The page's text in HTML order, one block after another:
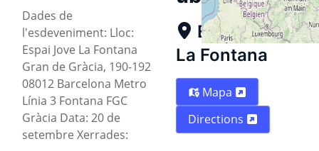
Dades de
l'esdeveniment: Lloc:
Espai Jove La Fontana
Gran de Gràcia, 190-192
08012 Barcelona Metro
Línia 3 Fontana FGC
Gràcia Data: 20 de
setembre Xerrades:
Espai Jove
La Fontana
Mapa
Directions